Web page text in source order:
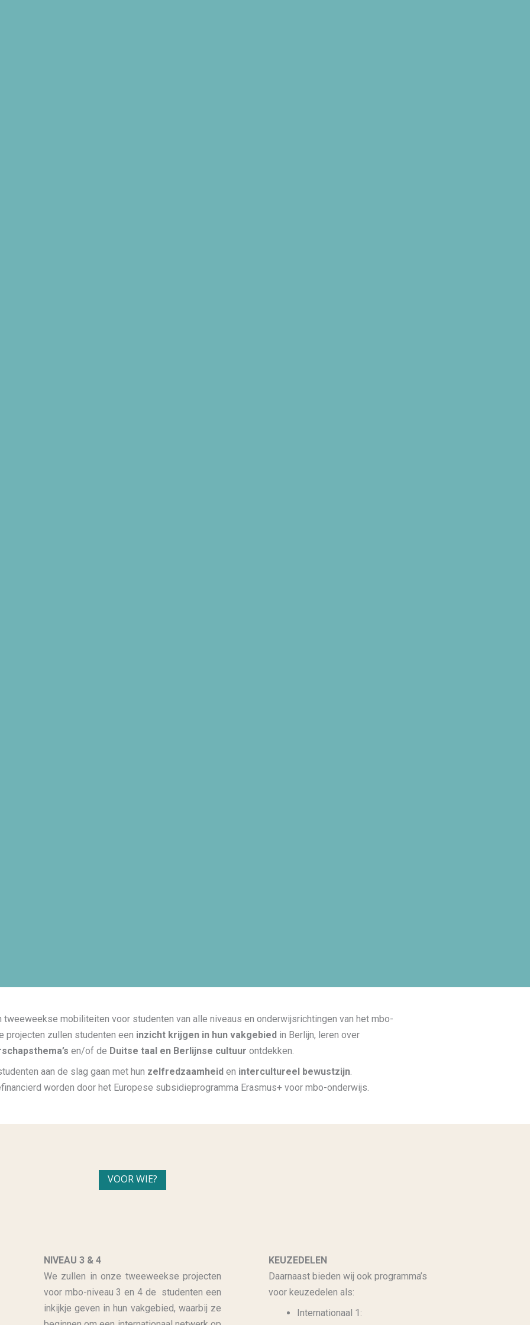
mobiliteiten voor studenten van alle niveaus en onderwijsrichtingen van het mbo-
projecten zullen studenten een inzicht krijgen in hun vakgebied in Berlijn, leren over
en/of de Duitse taal en Berlijnse cultuur ontdekken.
aan de slag gaan met hun zelfredzaamheid en intercultureel bewustzijn.
worden door het Europese subsidieprogramma Erasmus+ voor mbo-onderwijs.
VOOR WIE?
NIVEAU 3 & 4
We zullen in onze tweeweekse projecten
voor mbo-niveau 3 en 4 de studenten een
inkijkje geven in hun vakgebied, waarbij ze
KEUZEDELEN
Daarnaast bieden wij ook programma’s
voor keuzedelen als:
Internationaal 1: